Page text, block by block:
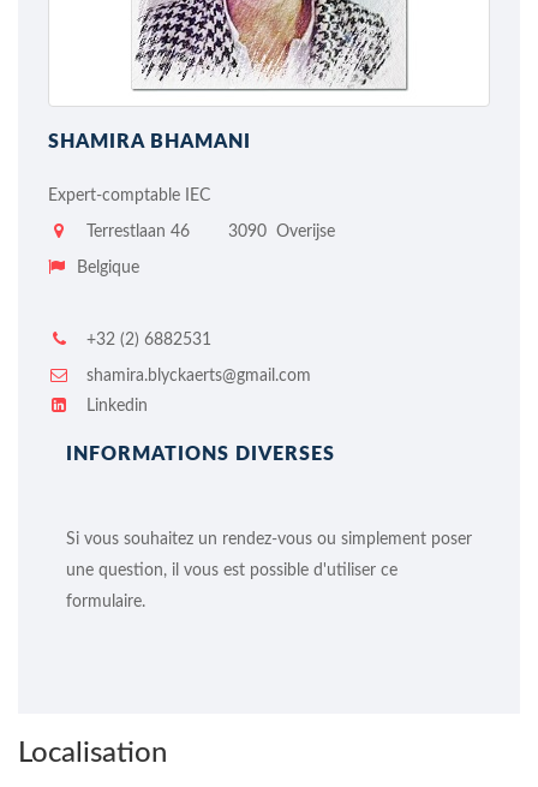
SHAMIRA BHAMANI
Expert-comptable IEC
Terrestlaan 46 3090 Overijse
Belgique
+32 (2) 6882531
shamira.blyckaerts@gmail.com
Linkedin
INFORMATIONS DIVERSES
Si vous souhaitez un rendez-vous ou simplement poser
une question, il vous est possible d'utiliser ce
formulaire.
Localisation